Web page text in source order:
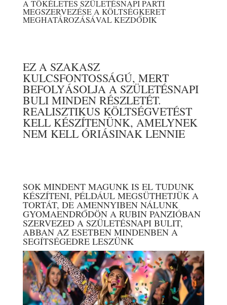
A TÖKÉLETES SZÜLETÉSNAPI PARTI
MEGSZERVEZÉSE A KÖLTSÉGKERET
MEGHATÁROZÁSÁVAL KEZDŐDIK
EZ A SZAKASZ
KULCSFONTOSSÁGÚ, MERT
BEFOLYÁSOLJA A SZÜLETÉSNAPI
BULI MINDEN RÉSZLETÉT.
REALISZTIKUS KÖLTSÉGVETÉST
KELL KÉSZÍTENÜNK, AMELYNEK
NEM KELL ÓRIÁSINAK LENNIE
SOK MINDENT MAGUNK IS EL TUDUNK
KÉSZÍTENI, PÉLDÁUL MEGSÜTHETJÜK A
TORTÁT, DE AMENNYIBEN NÁLUNK
GYOMAENDRŐDÖN A RUBIN PANZIÓBAN
SZERVEZED A SZÜLETÉSNAPI BULIT,
ABBAN AZ ESETBEN MINDENBEN A
SEGÍTSÉGEDRE LESZÜNK